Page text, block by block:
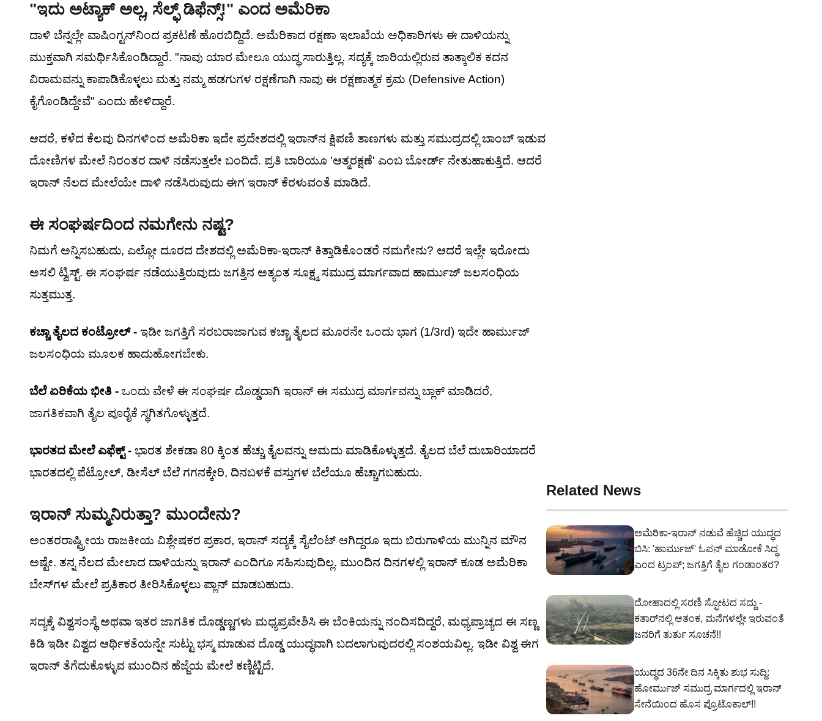
"ಇದು ಅಟ್ಯಾಕ್ ಅಲ್ಲ, ಸೆಲ್ಫ್ ಡಿಫೆನ್ಸ್!" ಎಂದ ಅಮೆರಿಕಾ
ದಾಳಿ ಬೆನ್ನಲ್ಲೇ ವಾಷಿಂಗ್ಟನ್‌ನಿಂದ ಪ್ರಕಟಣೆ ಹೊರಬಿದ್ದಿದೆ. ಅಮೆರಿಕಾದ ರಕ್ಷಣಾ ಇಲಾಖೆಯ ಅಧಿಕಾರಿಗಳು ಈ ದಾಳಿಯನ್ನು
ಮುಕ್ತವಾಗಿ ಸಮರ್ಥಿಸಿಕೊಂಡಿದ್ದಾರೆ. "ನಾವು ಯಾರ ಮೇಲೂ ಯುದ್ಧ ಸಾರುತ್ತಿಲ್ಲ. ಸದ್ಯಕ್ಕೆ ಜಾರಿಯಲ್ಲಿರುವ ತಾತ್ಕಾಲಿಕ ಕದನ
ವಿರಾಮವನ್ನು ಕಾಪಾಡಿಕೊಳ್ಳಲು ಮತ್ತು ನಮ್ಮ ಹಡಗುಗಳ ರಕ್ಷಣೆಗಾಗಿ ನಾವು ಈ ರಕ್ಷಣಾತ್ಮಕ ಕ್ರಮ (Defensive Action)
ಕೈಗೊಂಡಿದ್ದೇವೆ" ಎಂದು ಹೇಳಿದ್ದಾರೆ.
ಆದರೆ, ಕಳೆದ ಕೆಲವು ದಿನಗಳಿಂದ ಅಮೆರಿಕಾ ಇದೇ ಪ್ರದೇಶದಲ್ಲಿ ಇರಾನ್‌ನ ಕ್ಷಿಪಣಿ ತಾಣಗಳು ಮತ್ತು ಸಮುದ್ರದಲ್ಲಿ ಬಾಂಬ್ ಇಡುವ
ದೋಣಿಗಳ ಮೇಲೆ ನಿರಂತರ ದಾಳಿ ನಡೆಸುತ್ತಲೇ ಬಂದಿದೆ. ಪ್ರತಿ ಬಾರಿಯೂ 'ಆತ್ಮರಕ್ಷಣೆ' ಎಂಬ ಬೋರ್ಡ್ ನೇತುಹಾಕುತ್ತಿದೆ. ಆದರೆ
ಇರಾನ್ ನೆಲದ ಮೇಲೆಯೇ ದಾಳಿ ನಡೆಸಿರುವುದು ಈಗ ಇರಾನ್ ಕೆರಳುವಂತೆ ಮಾಡಿದೆ.
ಈ ಸಂಘರ್ಷದಿಂದ ನಮಗೇನು ನಷ್ಟ?
ನಿಮಗೆ ಅನ್ನಿಸಬಹುದು, ಎಲ್ಲೋ ದೂರದ ದೇಶದಲ್ಲಿ ಅಮೆರಿಕಾ-ಇರಾನ್ ಕಿತ್ತಾಡಿಕೊಂಡರೆ ನಮಗೇನು? ಆದರೆ ಇಲ್ಲೇ ಇರೋದು
ಅಸಲಿ ಟ್ವಿಸ್ಟ್. ಈ ಸಂಘರ್ಷ ನಡೆಯುತ್ತಿರುವುದು ಜಗತ್ತಿನ ಅತ್ಯಂತ ಸೂಕ್ಷ್ಮ ಸಮುದ್ರ ಮಾರ್ಗವಾದ ಹಾರ್ಮುಜ್ ಜಲಸಂಧಿಯ
ಸುತ್ತಮುತ್ತ.
ಕಚ್ಚಾ ತೈಲದ ಕಂಟ್ರೋಲ್ - ಇಡೀ ಜಗತ್ತಿಗೆ ಸರಬರಾಜಾಗುವ ಕಚ್ಚಾ ತೈಲದ ಮೂರನೇ ಒಂದು ಭಾಗ (1/3rd) ಇದೇ ಹಾರ್ಮುಜ್
ಜಲಸಂಧಿಯ ಮೂಲಕ ಹಾದುಹೋಗಬೇಕು.
ಬೆಲೆ ಏರಿಕೆಯ ಭೀತಿ - ಒಂದು ವೇಳೆ ಈ ಸಂಘರ್ಷ ದೊಡ್ಡದಾಗಿ ಇರಾನ್ ಈ ಸಮುದ್ರ ಮಾರ್ಗವನ್ನು ಬ್ಲಾಕ್ ಮಾಡಿದರೆ,
ಜಾಗತಿಕವಾಗಿ ತೈಲ ಪೂರೈಕೆ ಸ್ಥಗಿತಗೊಳ್ಳುತ್ತದೆ.
ಭಾರತದ ಮೇಲೆ ಎಫೆಕ್ಟ್ - ಭಾರತ ಶೇಕಡಾ 80 ಕ್ಕಿಂತ ಹೆಚ್ಚು ತೈಲವನ್ನು ಆಮದು ಮಾಡಿಕೊಳ್ಳುತ್ತದೆ. ತೈಲದ ಬೆಲೆ ದುಬಾರಿಯಾದರೆ
ಭಾರತದಲ್ಲಿ ಪೆಟ್ರೋಲ್, ಡೀಸೆಲ್ ಬೆಲೆ ಗಗನಕ್ಕೇರಿ, ದಿನಬಳಕೆ ವಸ್ತುಗಳ ಬೆಲೆಯೂ ಹೆಚ್ಚಾಗಬಹುದು.
ಇರಾನ್ ಸುಮ್ಮನಿರುತ್ತಾ? ಮುಂದೇನು?
ಅಂತರರಾಷ್ಟ್ರೀಯ ರಾಜಕೀಯ ವಿಶ್ಲೇಷಕರ ಪ್ರಕಾರ, ಇರಾನ್ ಸದ್ಯಕ್ಕೆ ಸೈಲೆಂಟ್ ಆಗಿದ್ದರೂ ಇದು ಬಿರುಗಾಳಿಯ ಮುನ್ನಿನ ಮೌನ
ಅಷ್ಟೇ. ತನ್ನ ನೆಲದ ಮೇಲಾದ ದಾಳಿಯನ್ನು ಇರಾನ್ ಎಂದಿಗೂ ಸಹಿಸುವುದಿಲ್ಲ. ಮುಂದಿನ ದಿನಗಳಲ್ಲಿ ಇರಾನ್ ಕೂಡ ಅಮೆರಿಕಾ
ಬೇಸ್‌ಗಳ ಮೇಲೆ ಪ್ರತಿಕಾರ ತೀರಿಸಿಕೊಳ್ಳಲು ಪ್ಲಾನ್ ಮಾಡಬಹುದು.
ಸದ್ಯಕ್ಕೆ ವಿಶ್ವಸಂಸ್ಥೆ ಅಥವಾ ಇತರ ಜಾಗತಿಕ ದೊಡ್ಡಣ್ಣಗಳು ಮಧ್ಯಪ್ರವೇಶಿಸಿ ಈ ಬೆಂಕಿಯನ್ನು ನಂದಿಸದಿದ್ದರೆ, ಮಧ್ಯಪ್ರಾಚ್ಯದ ಈ ಸಣ್ಣ
ಕಿಡಿ ಇಡೀ ವಿಶ್ವದ ಆರ್ಥಿಕತೆಯನ್ನೇ ಸುಟ್ಟು ಭಸ್ಮ ಮಾಡುವ ದೊಡ್ಡ ಯುದ್ಧವಾಗಿ ಬದಲಾಗುವುದರಲ್ಲಿ ಸಂಶಯವಿಲ್ಲ. ಇಡೀ ವಿಶ್ವ ಈಗ
ಇರಾನ್ ತೆಗೆದುಕೊಳ್ಳುವ ಮುಂದಿನ ಹೆಜ್ಜೆಯ ಮೇಲೆ ಕಣ್ಣಿಟ್ಟಿದೆ.
Related News
ಅಮೆರಿಕಾ-ಇರಾನ್ ನಡುವೆ ಹೆಚ್ಚಿದ ಯುದ್ಧದ
ಬಿಸಿ: 'ಹಾರ್ಮುಜ್' ಓಪನ್ ಮಾಡೋಕೆ ಸಿದ್ಧ
ಎಂದ ಟ್ರಂಪ್; ಜಗತ್ತಿಗೆ ತೈಲ ಗಂಡಾಂತರ?
ದೋಹಾದಲ್ಲಿ ಸರಣಿ ಸ್ಫೋಟದ ಸದ್ದು -
ಕತಾರ್‌ನಲ್ಲಿ ಆತಂಕ, ಮನೆಗಳಲ್ಲೇ ಇರುವಂತೆ
ಜನರಿಗೆ ತುರ್ತು ಸೂಚನೆ!!
ಯುದ್ಧದ 36ನೇ ದಿನ ಸಿಕ್ಕಿತು ಶುಭ ಸುದ್ದಿ:
ಹೋರ್ಮುಜ್ ಸಮುದ್ರ ಮಾರ್ಗದಲ್ಲಿ ಇರಾನ್
ಸೇನೆಯಿಂದ ಹೊಸ ಪ್ರೊಟೊಕಾಲ್!!